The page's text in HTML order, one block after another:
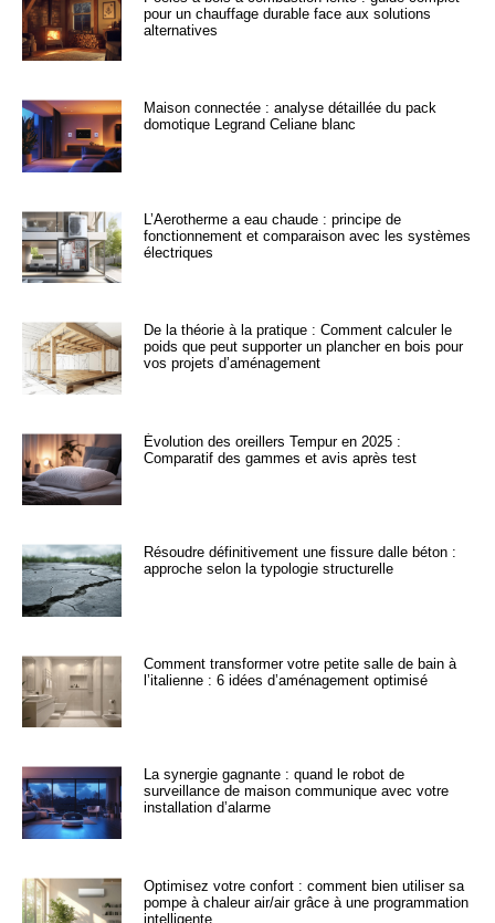
pour un chauffage durable face aux solutions
alternatives
Maison connectée : analyse détaillée du pack
domotique Legrand Celiane blanc
L’Aerotherme a eau chaude : principe de
fonctionnement et comparaison avec les systèmes
électriques
De la théorie à la pratique : Comment calculer le
poids que peut supporter un plancher en bois pour
vos projets d’aménagement
Évolution des oreillers Tempur en 2025 :
Comparatif des gammes et avis après test
Résoudre définitivement une fissure dalle béton :
approche selon la typologie structurelle
Comment transformer votre petite salle de bain à
l’italienne : 6 idées d’aménagement optimisé
La synergie gagnante : quand le robot de
surveillance de maison communique avec votre
installation d’alarme
Optimisez votre confort : comment bien utiliser sa
pompe à chaleur air/air grâce à une programmation
intelligente